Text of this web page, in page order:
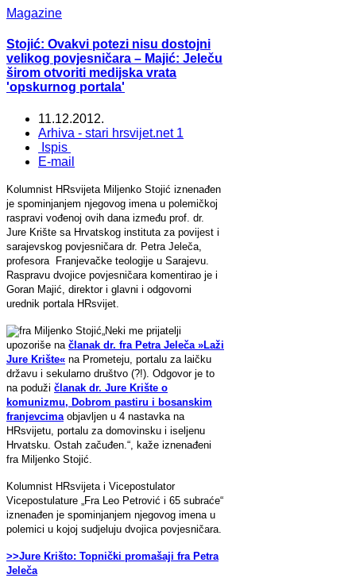
Magazine
Stojić: Ovakvi potezi nisu dostojni
velikog povjesničara – Majić: Jeleču
širom otvoriti medijska vrata
'opskurnog portala'
11.12.2012.
Arhiva - stari hrsvijet.net 1
Ispis
E-mail
Kolumnist HRsvijeta Miljenko Stojić iznenađen
je spominjanjem njegovog imena u polemičkoj
raspravi vođenoj ovih dana između prof. dr.
Jure Krište sa Hrvatskog instituta za povijest i
sarajevskog povjesničara dr. Petra Jeleča,
profesora Franjevačke teologije u Sarajevu.
Raspravu dvojice povjesničara komentirao je i
Goran Majić, direktor i glavni i odgovorni
urednik portala HRsvijet.
„Neki me prijatelji
upozoriše na članak dr. fra Petra Jeleča »Laži
Jure Krište« na Prometeju, portalu za laičku
državu i sekularno društvo (?!). Odgovor je to
na poduži članak dr. Jure Krište o
komunizmu, Dobrom pastiru i bosanskim
franjevcima objavljen u 4 nastavka na
HRsvijetu, portalu za domovinsku i iseljenu
Hrvatsku. Ostah začuđen.“, kaže iznenađeni
fra Miljenko Stojić.
Kolumnist HRsvijeta i Vicepostulator
Vicepostulature „Fra Leo Petrović i 65 subraće“
iznenađen je spominjanjem njegovog imena u
polemici u kojoj sudjeluju dvojica povjesničara.
>>Jure Krišto: Topnički promašaji fra Petra
Jeleča